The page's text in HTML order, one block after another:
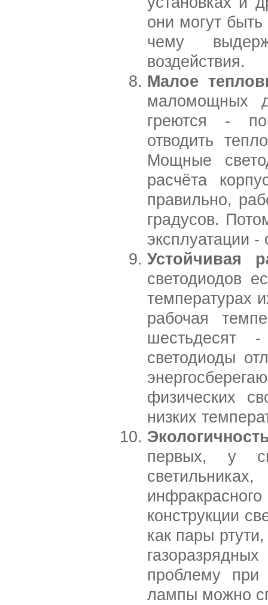
они могут
чему
воздействия.
Малое
маломощных
греются -
отводить
Мощные
расчёта
правильно,
градусов.
эксплуатации
Устойчивая
светодиодов
температурах
рабочая
шестьдесят
светодиоды
физических
низких
первых, у
конструкции
как пары
проблему при
лампы можно